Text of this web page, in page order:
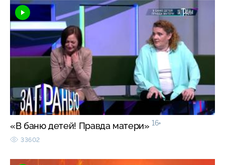
«В баню детей! Правда матери» 16+
33602